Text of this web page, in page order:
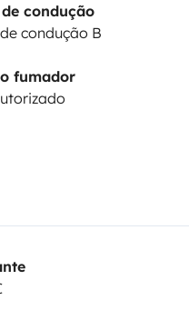
condução
condução B
fumador